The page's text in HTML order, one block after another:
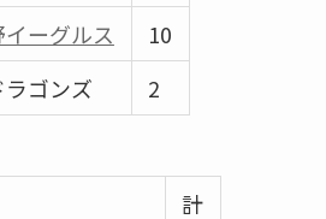
ーグルス
10
ラゴンズ
2
計